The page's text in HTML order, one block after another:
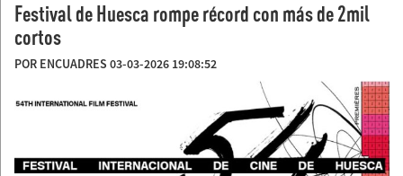
Festival de Huesca rompe récord con más de 2mil
cortos
POR ENCUADRES 03-03-2026 19:08:52